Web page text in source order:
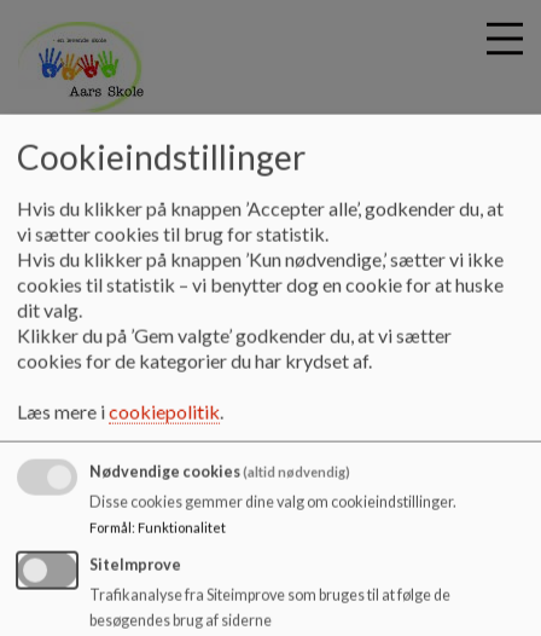
i
Aars skole
Mission, vision og værdier
Stærke og inkluderende
fællesskaber
Stærke og inkluderende
fællesskaber
Vesthimmerlands Kommune har lavet en film om stæke og
inkluderende fællesskaber.
Cookieindstillinger
Hvis du klikker på knappen ’Accepter alle’, godkender du, at
vi sætter cookies til brug for statistik.
Hvis du klikker på knappen ’Kun nødvendige,’ sætter vi ikke
cookies til statistik – vi benytter dog en cookie for at huske
dit valg.
Klikker du på ’Gem valgte’ godkender du, at vi sætter
cookies for de kategorier du har krydset af.
Læs mere icookiepolitik.
Nødvendige cookies(altid nødvendig)
Disse cookies gemmer dine valg om cookieindstillinger.
Formål: Funktionalitet
SiteImprove
Trafikanalyse fra Siteimprove som bruges til at følge de
besøgendes brug af siderne